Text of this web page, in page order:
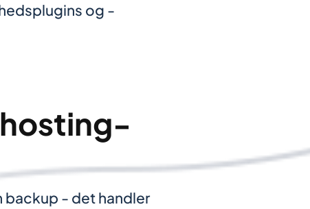
og -
backup - det handler